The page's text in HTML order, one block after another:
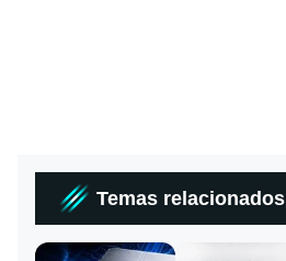
Temas relacionados